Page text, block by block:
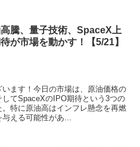
騰、量子技術、SpaceX上
が市場を動かす！【5/21】
ます！今日の市場は、原油価格の
てSpaceXのIPO期待という3つの
特に原油高はインフレ懸念を再燃
える可能性があ...